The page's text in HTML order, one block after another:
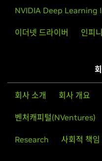
NVIDIA Deep Learning
이더넷 드라이버 인피
회사 소개 회사 개요
벤처캐피털(NVentures)
Research 사회적 책임